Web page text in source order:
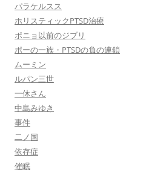
パラケルスス
ホリスティックPTSD治療
ポニョ以前のジブリ
ポーの一族・PTSDの負の連鎖
ムーミン
ルパン三世
一休さん
中島みゆき
事件
二ノ国
依存症
催眠